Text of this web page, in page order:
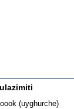
(uyghurche)